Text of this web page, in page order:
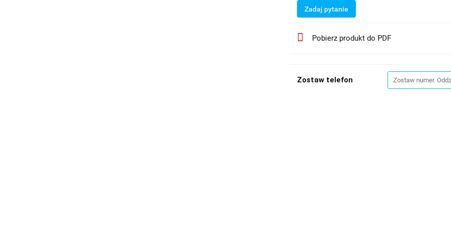
Zadaj pytanie
Pobierz produkt do PDF
Zostaw telefon